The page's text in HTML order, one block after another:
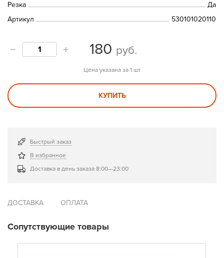
Резка
Да
Артикул
530101020110
180 руб.
Цена указана за 1 шт
КУПИТЬ
Быстрый заказ
В избранное
Доставка в день заказа 8:00—23:00
ДОСТАВКА ОПЛАТА
Сопутствующие товары